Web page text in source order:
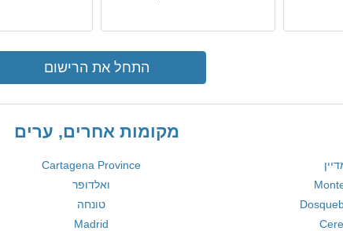
התחל את הרישום
מקומות אחרים, ערים
Cartagena Province
ואלדופר
טונחה
Madrid